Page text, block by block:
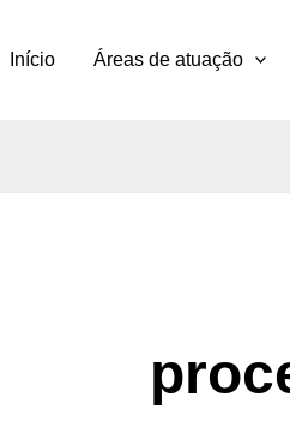
Início Áreas de atuação